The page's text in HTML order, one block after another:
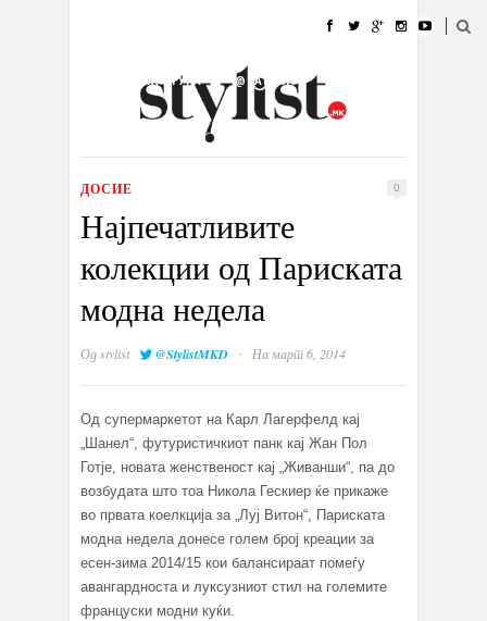
УБАВИНА
КУЛТУРА @РАБОТА
ИЗЛОГ
ДОСИЕ 0
Најпечатливите
колекции од Париската
модна недела
Одstylist @StylistMKD · На март 6, 2014
Од супермаркетот на Карл Лагерфелд кај
„Шанел“, футуристичкиот панк кај Жан Пол
Готје, новата женственост кај „Живанши“, па до
возбудата што тоа Никола Гескиер ќе прикаже
во првата коелкција за „Луј Витон“, Париската
модна недела донесе голем број креации за
есен-зима 2014/15 кои балансираат помеѓу
авангардноста и луксузниот стил на големите
француски модни куќи.